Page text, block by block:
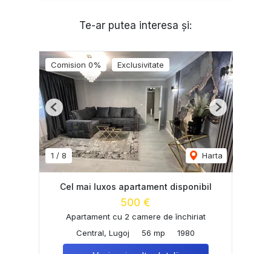
Te-ar putea interesa și:
Comision 0% Exclusivitate
1 / 8 Harta
Previous Next
Cel mai luxos apartament disponibil
500 €
Apartament cu 2 camere de închiriat
Central, Lugoj
56 mp 1980